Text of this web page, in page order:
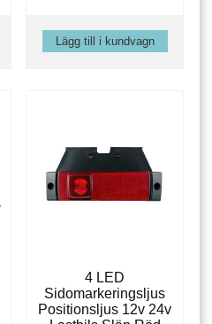
4 LED
Sidomarkeringsljus
Positionsljus 12v 24v